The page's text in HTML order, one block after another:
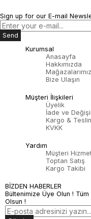
Sign up for our E-mail
Send
Kurumsal
Anasayfa
Hakkımızda
Mağazalarımız
Bize Ulaşın
Müşteri İlişkileri
Üyelik
İade ve
Kargo &
KVKK
Yardım
Müşteri
Toptan Satış
Kargo Takibi
BİZDEN HABERLER
Bültenimize Üye Olun !
Olsun !